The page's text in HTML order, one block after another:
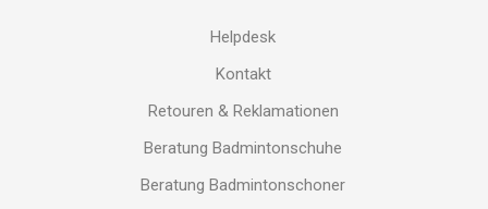
Helpdesk
Kontakt
Retouren & Reklamationen
Beratung Badmintonschuhe
Beratung Badmintonschoner